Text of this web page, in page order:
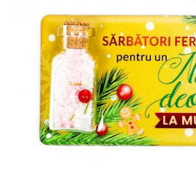
Decoratiuni cu peisaje de iarna
Sosete de Craciun
Magneti de Craciun
Jucarii din lemn
Cercei din lemn
Feng Shui
Tablouri personalizate